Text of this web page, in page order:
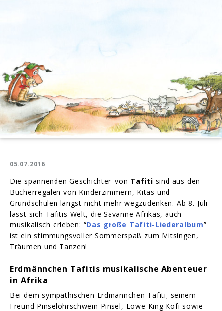
05.07.2016
Die spannenden Geschichten von Tafiti sind aus den
Bücherregalen von Kinderzimmern, Kitas und
Grundschulen längst nicht mehr wegzudenken. Ab 8. Juli
lässt sich Tafitis Welt, die Savanne Afrikas, auch
musikalisch erleben: “Das große Tafiti-Liederalbum”
ist ein stimmungsvoller Sommerspaß zum Mitsingen,
Träumen und Tanzen!
Erdmännchen Tafitis musikalische Abenteuer
in Afrika
Bei dem sympathischen Erdmännchen Tafiti, seinem
Freund Pinselohrschwein Pinsel, Löwe King Kofi sowie